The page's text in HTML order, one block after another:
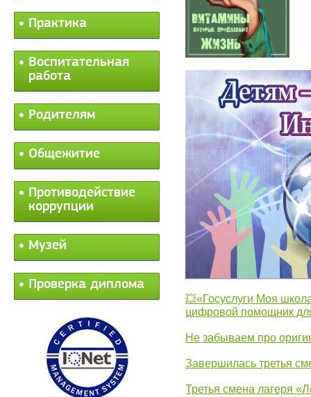
Практика
Воспитательная
работа
Родителям
Общежитие
Противодействие
коррупции
Музей
Проверка диплома
💥«Госуслуги Моя
цифровой помощник
Не забываем про
Завершилась третья
Третья смена лагеря